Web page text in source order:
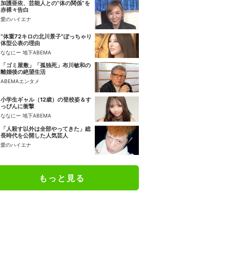
加護亜依、芸能人との“体の関係”を
赤裸々告白
愛のハイエナ
“体重72キロの北川景子”ぽっちゃり
体型公表の理由
ななにー 地下ABEMA
「ゴミ屋敷」「孤独死」布川敏和の
離婚後の絶望生活
ABEMAエンタメ
小学生ギャル（12歳）の登校姿＆す
っぴんに衝撃
ななにー 地下ABEMA
「人殺す以外は全部やってきた」総
長時代を公開した人気芸人
愛のハイエナ
もっと見る